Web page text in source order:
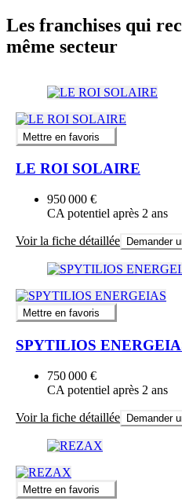
Les franchises qui
même secteur
Mettre en favoris
LE ROI SOLAIRE
950 000 €
CA potentiel après 2 ans
Voir la fiche détaillée Demander
Mettre en favoris
SPYTILIOS
750 000 €
CA potentiel après 2 ans
Voir la fiche détaillée Demander
Mettre en favoris